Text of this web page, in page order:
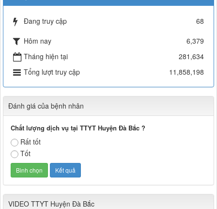
Đang truy cập 68
Hôm nay
6,379
Tháng hiện tại
281,634
Tổng lượt truy cập
11,858,198
Đánh giá của bệnh nhân
Chất lượng dịch vụ tại TTYT Huyện Đà Bắc ?
Rất tốt
Tốt
VIDEO TTYT Huyện Đà Bắc